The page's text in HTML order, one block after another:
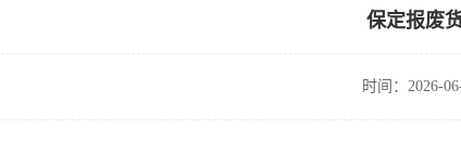
保定报废
时间：2026-